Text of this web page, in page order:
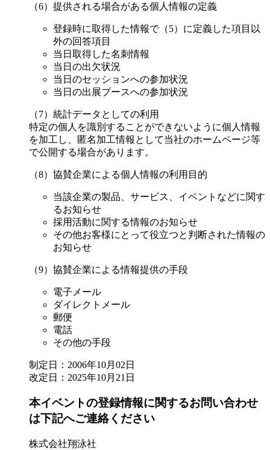
（6）提供される場合がある個人情報の定義
登録時に取得した情報で（5）に定義した項目以
外の回答項目
当日取得した名刺情報
当日の出欠状況
当日のセッションへの参加状況
当日の出展ブースへの参加状況
（7）統計データとしての利用
特定の個人を識別することができないように個人情報
を加工し、匿名加工情報として当社のホームページ等
で公開する場合があります。
（8）協賛企業による個人情報の利用目的
当該企業の製品、サービス、イベントなどに関す
るお知らせ
採用活動に関する情報のお知らせ
その他お客様にとって役立つと判断された情報の
お知らせ
（9）協賛企業による情報提供の手段
電子メール
ダイレクトメール
郵便
電話
その他の手段
制定日：2006年10月02日
改定日：2025年10月21日
本イベントの登録情報に関するお問い合わせ
は下記へご連絡ください
株式会社翔泳社